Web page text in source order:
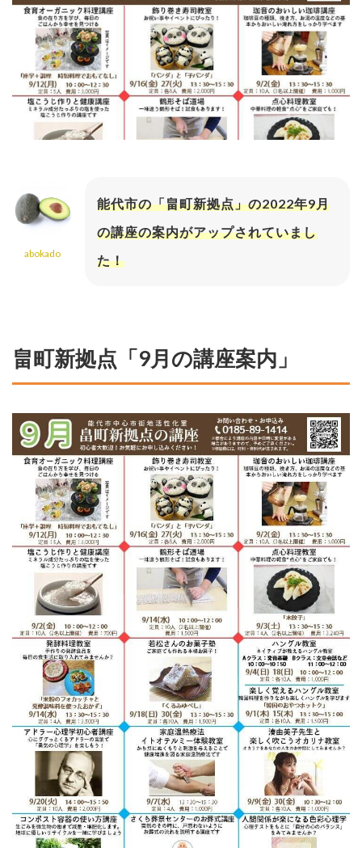
abokado
能代市の「畠町新拠点」の2022年9月
の講座の案内がアップされていまし
た！
畠町新拠点「9月の講座案内」